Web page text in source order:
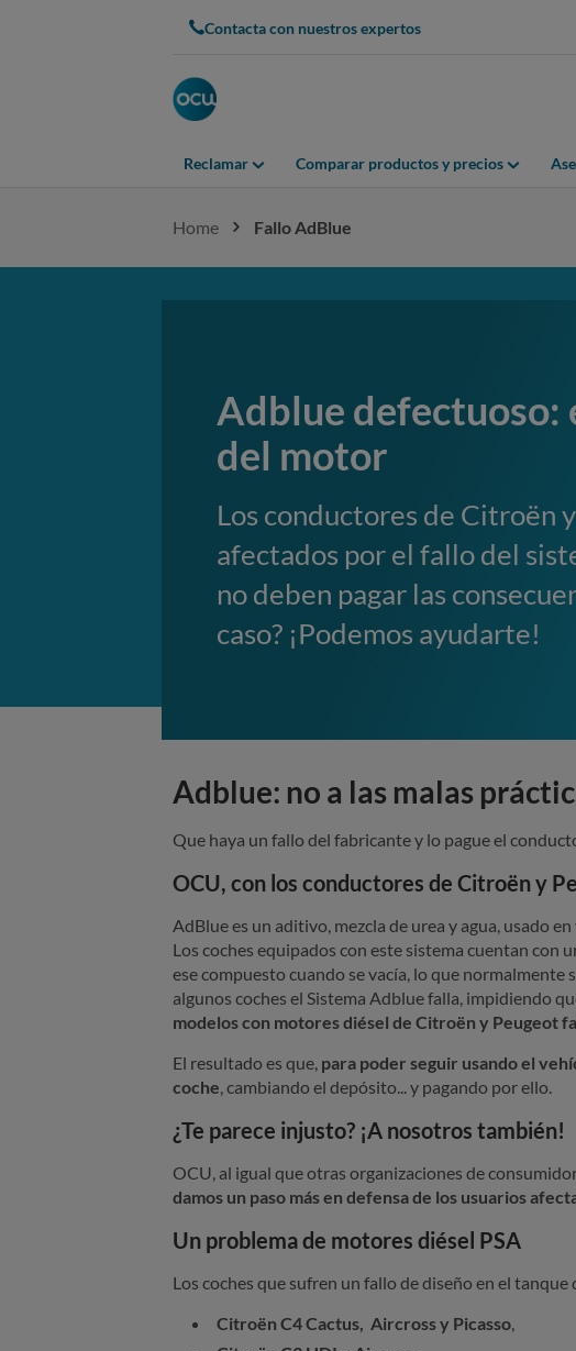
Contacta con nuestros expertos
Reclamar Comparar productos y precios
Home Fallo AdBlue
Adblue defectuoso:
del motor
Los conductores de Citroën
afectados por el fallo del
no deben pagar las
caso? ¡Podemos ayudarte!
Adblue: no a las malas
Que haya un fallo del fabricante y lo pague el
OCU, con los conductores de Citroën y
AdBlue es un aditivo, mezcla de urea y agua, usado
Los coches equipados con este sistema cuentan con
ese compuesto cuando se vacía, lo que normalmente
algunos coches el Sistema Adblue falla, impidiendo
modelos con motores diésel de Citroën y Peugeot
El resultado es que, para poder seguir usando el
coche, cambiando el depósito... y pagando por ello.
¿Te parece injusto? ¡A nosotros también!
OCU, al igual que otras organizaciones de
damos un paso más en defensa de los usuarios
Un problema de motores diésel PSA
Los coches que sufren un fallo de diseño en el tanque
Citroën C4 Cactus, Aircrossy Picasso,